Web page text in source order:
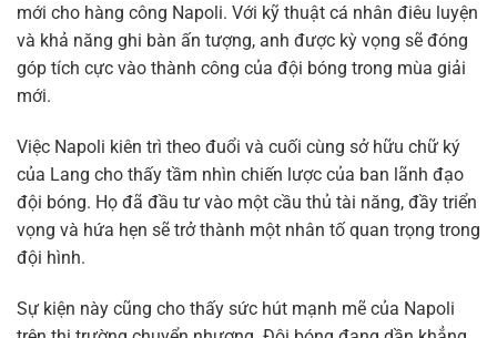
mới cho hàng công Napoli. Với kỹ thuật cá nhân điêu luyện
và khả năng ghi bàn ấn tượng, anh được kỳ vọng sẽ đóng
góp tích cực vào thành công của đội bóng trong mùa giải
mới.
Việc Napoli kiên trì theo đuổi và cuối cùng sở hữu chữ ký
của Lang cho thấy tầm nhìn chiến lược của ban lãnh đạo
đội bóng. Họ đã đầu tư vào một cầu thủ tài năng, đầy triển
vọng và hứa hẹn sẽ trở thành một nhân tố quan trọng trong
đội hình.
Sự kiện này cũng cho thấy sức hút mạnh mẽ của Napoli